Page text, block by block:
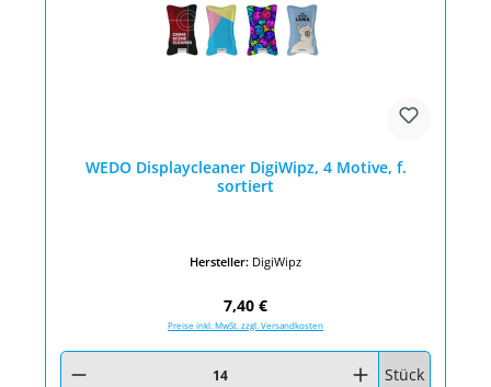
WEDO Displaycleaner DigiWipz, 4 Motive, f.
sortiert
Hersteller: DigiWipz
Regulärer Preis:
7,40 €
Preise inkl. MwSt. zzgl. Versandkosten
Produkt Anzahl: Gib den gewünschten Wert ein oder benutze die
Stück